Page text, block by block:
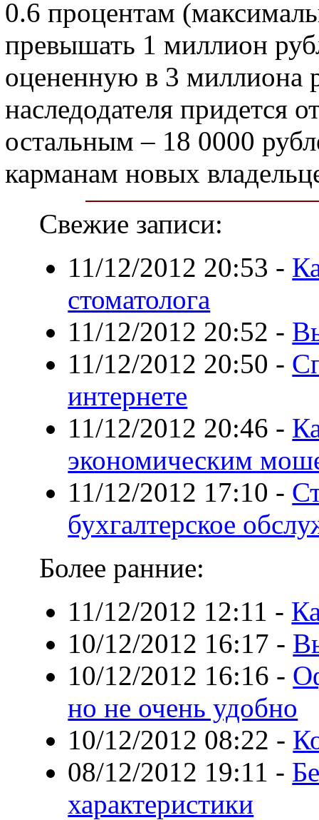
0.6 процентам
превышать 1 миллион
оцененную в 3 миллиона
наследодателя придется
остальным – 18 0000
карманам новых
Свежие записи:
11/12/2012 20:53 -
стоматолога
11/12/2012 20:52 -
11/12/2012 20:50 -
интернете
11/12/2012 20:46 -
экономическим
11/12/2012 17:10 -
бухгалтерское
Более ранние:
11/12/2012 12:11 -
10/12/2012 16:17 -
10/12/2012 16:16 -
но не очень удобно
10/12/2012 08:22 -
08/12/2012 19:11 -
характеристики